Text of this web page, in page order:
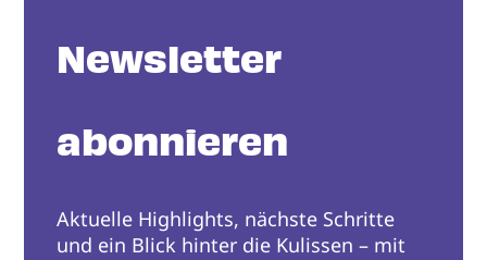
Newsletter
abonnieren
Aktuelle Highlights, nächste Schritte
und ein Blick hinter die Kulissen – mit